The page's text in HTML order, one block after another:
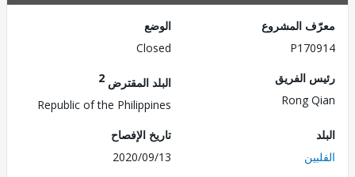
المشروع
الفريق
Rong
البلد المقترض
Republic of the Philippines
تاريخ الإفصاح
2020/09/13